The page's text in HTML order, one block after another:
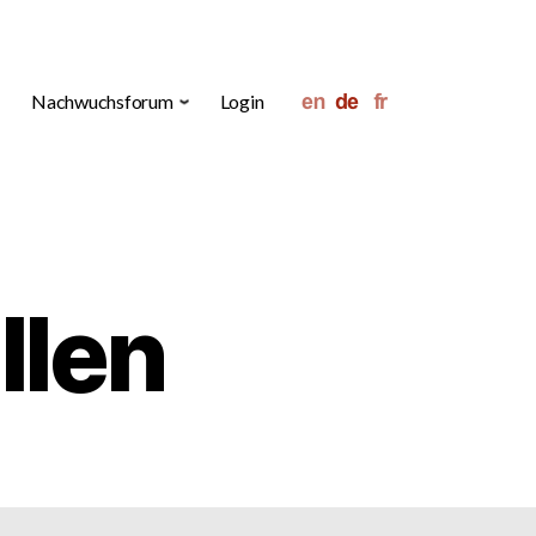
Nachwuchsforum Login